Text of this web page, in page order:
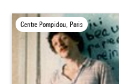
Centre Pompidou, Paris